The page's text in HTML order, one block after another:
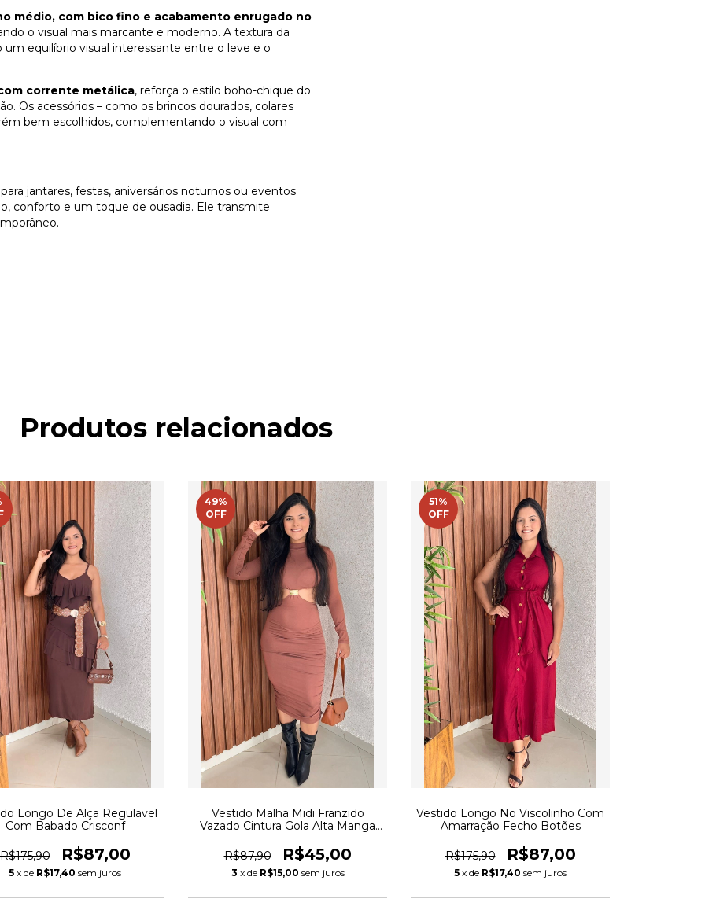
médio, com bico fino e acabamento enrugado no
o visual mais marcante e moderno. A textura da
equilíbrio visual interessante entre o leve e o
corrente metálica, reforça o estilo boho-chique do
Os acessórios – como os brincos dourados, colares
bem escolhidos, complementando o visual com
jantares, festas, aniversários noturnos ou eventos
conforto e um toque de ousadia. Ele transmite
Produtos relacionados
Longo De Alça Regulavel
Com Babado Crisconf
R$175,90 R$87,00
5 x de R$17,40 sem juros
49%
OFF
Vestido Malha Midi Franzido
Vazado Cintura Gola Alta Manga
R$87,90
R$45,00
3 x de R$15,00 sem juros
51%
OFF
Vestido Longo No Viscolinho Com
Amarração Fecho Botões
R$175,90 R$87,00
5 x de R$17,40 sem juros